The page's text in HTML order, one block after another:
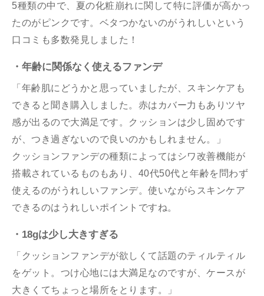
5種類の中で、夏の化粧崩れに関して特に評価が高かっ
たのがピンクです。ベタつかないのがうれしいという
口コミも多数発見しました！
・年齢に関係なく使えるファンデ
「年齢肌にどうかと思っていましたが、スキンケアも
できると聞き購入しました。赤はカバー力もありツヤ
感が出るので大満足です。クッションは少し固めです
が、つき過ぎないので良いのかもしれません。」
クッションファンデの種類によってはシワ改善機能が
搭載されているものもあり、40代50代と年齢を問わず
使えるのがうれしいファンデ。使いながらスキンケア
できるのはうれしいポイントですね。
・18gは少し大きすぎる
「クッションファンデが欲しくて話題のティルティル
をゲット。つけ心地には大満足なのですが、ケースが
大きくてちょっと場所をとります。」